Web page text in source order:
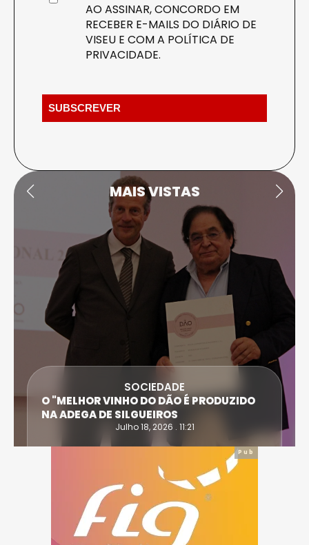
AO ASSINAR, CONCORDO EM
RECEBER E-MAILS DO DIÁRIO DE
VISEU E COM A POLÍTICA DE
PRIVACIDADE.
MAIS VISTAS
SOCIEDADE
O "MELHOR VINHO DO DÃO É PRODUZIDO
NA ADEGA DE SILGUEIROS
Julho 18, 2026 . 11:21
Pub